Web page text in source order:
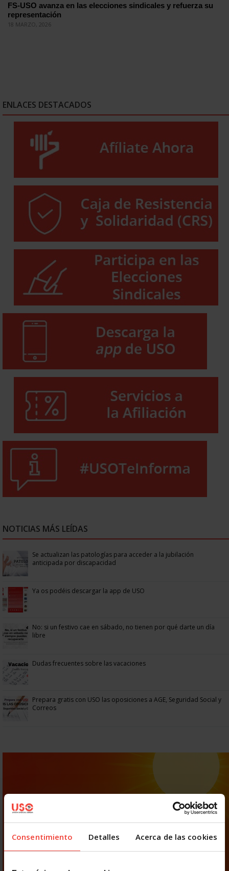
Consentimiento Detalles Acerca de las cookies
FS-USO avanza en las elecciones sindicales y refuerza su
representación
18 MARZO, 2026
ENLACES DESTACADOS
NOTICIAS MÁS LEÍDAS
Se actualizan las patologías para acceder a la jubilación
anticipada por discapacidad
Ya os podéis descargar la app de USO
No: si un festivo cae en sábado, no tienen por qué darte un día
libre
Dudas frecuentes sobre las vacaciones
Prepara gratis con USO las oposiciones a AGE, Seguridad Social y
Correos